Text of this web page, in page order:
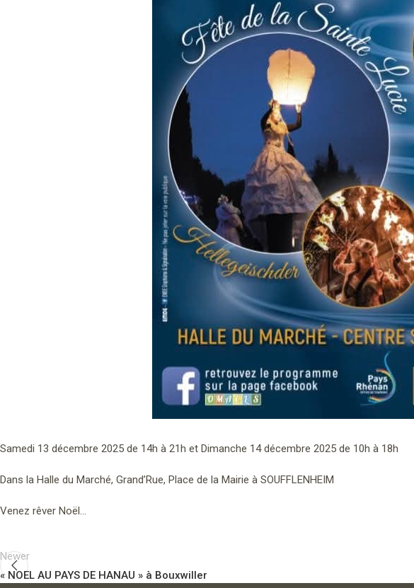
Samedi 13 décembre 2025 de 14h à 21h et Dimanche 14 décembre 2025 de 10h à 18h
Dans la Halle du Marché, Grand’Rue, Place de la Mairie à SOUFFLENHEIM
Venez rêver Noël…
Newer
« NOEL AU PAYS DE HANAU » à Bouxwiller